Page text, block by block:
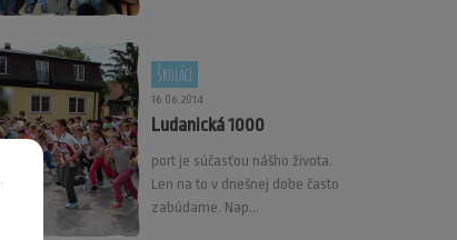
Školáci
16.06.2014
Ludanická 1000
port je súčasťou nášho života.
Len na to v dnešnej dobe často
zabúdame. Nap...